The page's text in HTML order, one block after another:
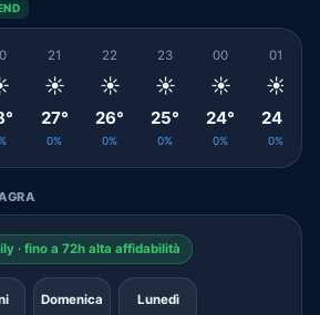
21
☀️
27°
0%
22
☀️
26°
0%
23
☀️
25°
0%
00
☀️
24°
0%
01
☀️
24°
0%
· fino a 72h alta affidabilità
Domenica Lunedì